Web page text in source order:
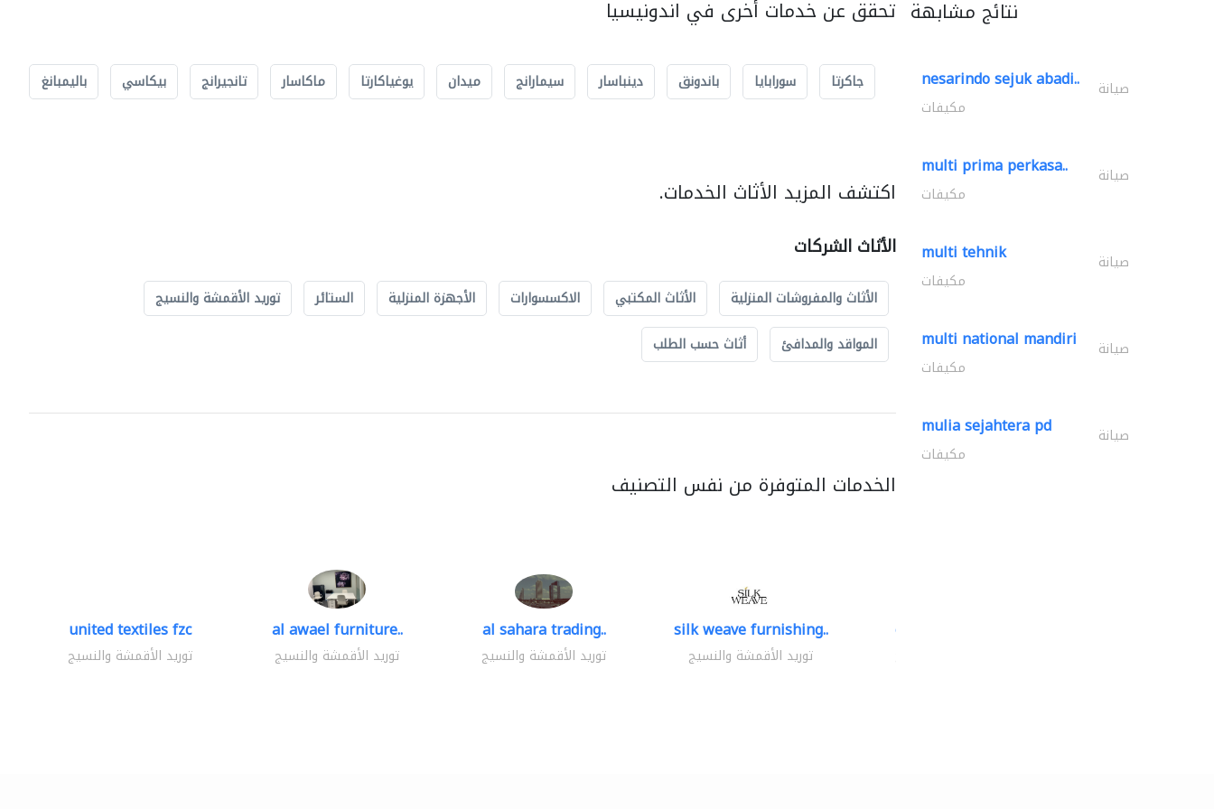
تحقق عن خدمات أخرى في اندونيسيا
جاكرتا سورابايا باندونق دينباسار سيمارانج ميدان يوغياكارتا ماكاسار تانجيرانج بيكاسي باليمبانغ
اكتشف المزيد الأثاث الخدمات.
الأثاث الشركات
الأثاث والمفروشات المنزلية الأثاث المكتبي الاكسسوارات الأجهزة المنزلية الستائر
توريد الأقمشة والنسيج
المواقد والمدافئ
أثاث حسب الطلب
الخدمات المتوفرة من نفس التصنيف
united textiles fzc
توريد الأقمشة والنسيج
al awael furniture..
توريد الأقمشة والنسيج
al sahara trading..
توريد الأقمشة والنسيج
silk weave furnishing..
توريد الأقمشة والنسيج
chrysels decore llc
نتائج مشابهة
nesarindo sejuk abadi.. صيانة
مكيفات
multi prima perkasa.. صيانة
مكيفات
multi tehnik صيانة
مكيفات
multi national mandiri صيانة
مكيفات
mulia sejahtera pd صيانة
مكيفات